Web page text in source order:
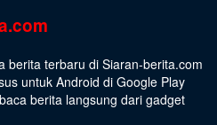
berita terbaru di Siaran-berita.com
untuk Android di Google Play
berita langsung dari gadget